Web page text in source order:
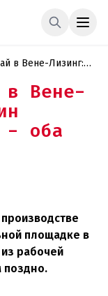
в Вене-Лизинг:
в Вене-
- оба
площадке в
рабочей